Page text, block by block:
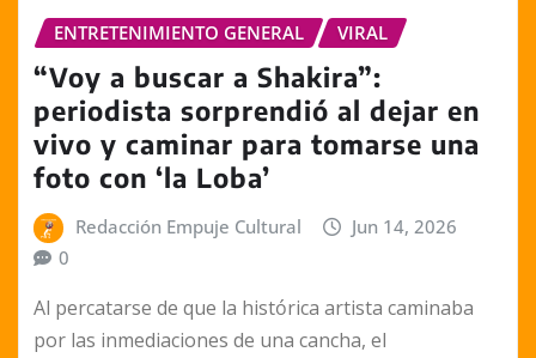
ENTRETENIMIENTO GENERAL VIRAL
“Voy a buscar a Shakira”:
periodista sorprendió al dejar en
vivo y caminar para tomarse una
foto con ‘la Loba’
Redacción Empuje Cultural
Jun 14, 2026
0
Al percatarse de que la histórica artista caminaba
por las inmediaciones de una cancha, el